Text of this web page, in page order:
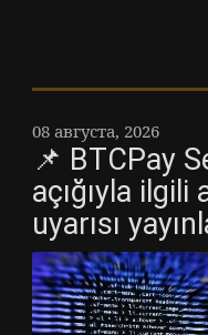
08 августа, 2026
📌 BTCPay
açığıyla
uyarısı